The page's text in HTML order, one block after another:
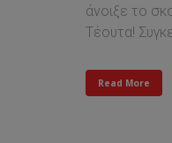
άνοιξε το
Τέουτα!
Read More